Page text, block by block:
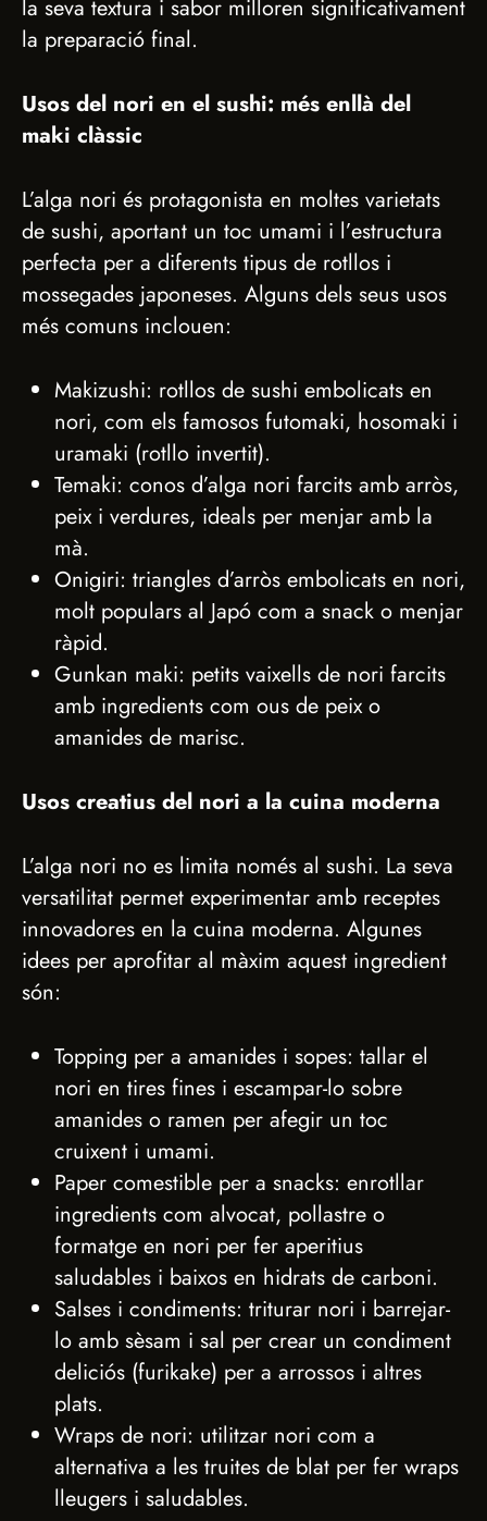
la seva textura i sabor milloren significativament
la preparació final.
Usos del nori en el sushi: més enllà del
maki clàssic
L’alga nori és protagonista en moltes varietats
de sushi, aportant un toc umami i l’estructura
perfecta per a diferents tipus de rotllos i
mossegades japoneses. Alguns dels seus usos
més comuns inclouen:
Makizushi: rotllos de sushi embolicats en
nori, com els famosos futomaki, hosomaki i
uramaki (rotllo invertit).
Temaki: conos d’alga nori farcits amb arròs,
peix i verdures, ideals per menjar amb la
mà.
Onigiri: triangles d’arròs embolicats en nori,
molt populars al Japó com a snack o menjar
ràpid.
Gunkan maki: petits vaixells de nori farcits
amb ingredients com ous de peix o
amanides de marisc.
Usos creatius del nori a la cuina moderna
L’alga nori no es limita només al sushi. La seva
versatilitat permet experimentar amb receptes
innovadores en la cuina moderna. Algunes
idees per aprofitar al màxim aquest ingredient
són:
Topping per a amanides i sopes: tallar el
nori en tires fines i escampar-lo sobre
amanides o ramen per afegir un toc
cruixent i umami.
Paper comestible per a snacks: enrotllar
ingredients com alvocat, pollastre o
formatge en nori per fer aperitius
saludables i baixos en hidrats de carboni.
Salses i condiments: triturar nori i barrejar-
lo amb sèsam i sal per crear un condiment
deliciós (furikake) per a arrossos i altres
plats.
Wraps de nori: utilitzar nori com a
alternativa a les truites de blat per fer wraps
lleugers i saludables.